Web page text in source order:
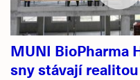
MUNI BioPharma
sny stávají realitou